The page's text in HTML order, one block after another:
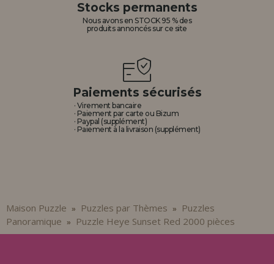
Stocks permanents
Nous avons en STOCK 95 % des
produits annoncés sur ce site
Paiements sécurisés
· Virement bancaire
· Paiement par carte ou Bizum
· Paypal (supplément)
· Paiement à la livraison (supplément)
Maison Puzzle » Puzzles par Thèmes »
Puzzles
Panoramique » Puzzle Heye Sunset Red 2000 pièces